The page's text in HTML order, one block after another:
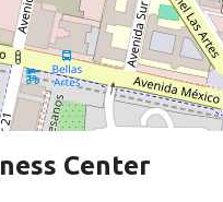
Center